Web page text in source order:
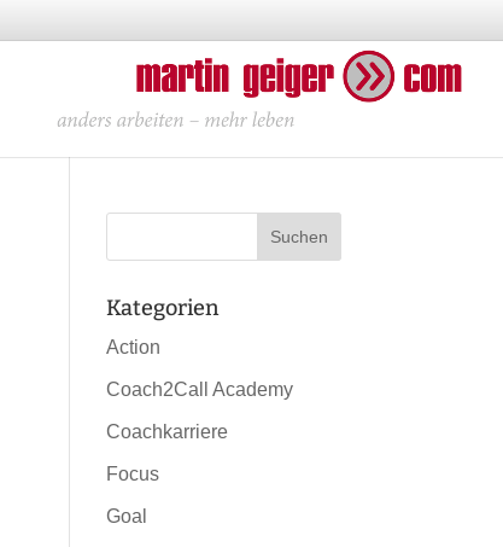
Kategorien
Action
Coach2Call Academy
Coachkarriere
Focus
Goal